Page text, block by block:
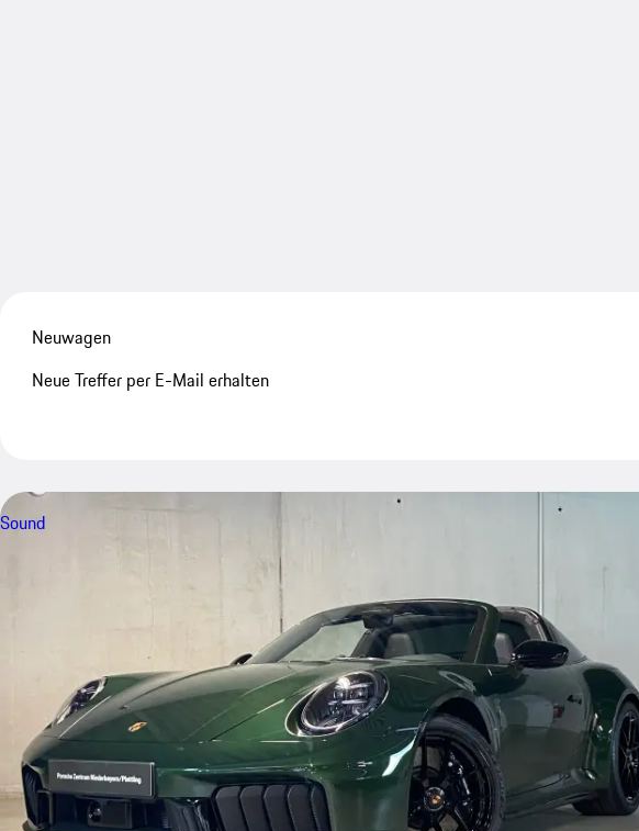
Neuwagen
Neue Treffer per E-Mail erhalten
Sound